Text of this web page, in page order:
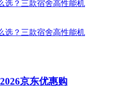
京东优惠购